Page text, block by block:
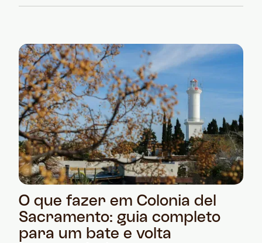
O que fazer em Colonia del
Sacramento: guia completo
para um bate e volta